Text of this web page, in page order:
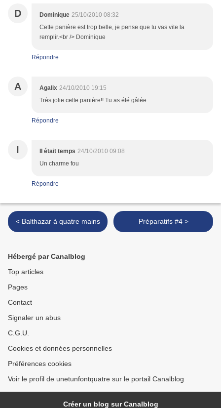
D Dominique 25/10/2010 08:32
Cette panière est trop belle, je pense que tu vas vite la
remplir.<br /> Dominique
Répondre
A Agalix 24/10/2010 19:15
Très jolie cette panière!! Tu as été gâtée.
Répondre
I Il était temps 24/10/2010 09:08
Un charme fou
Répondre
< Balthazar à quatre mains Préparatifs #4 >
Hébergé par Canalblog
Top articles
Pages
Contact
Signaler un abus
C.G.U.
Cookies et données personnelles
Préférences cookies
Voir le profil de unetunfontquatre sur le portail Canalblog
Créer un blog sur Canalblog